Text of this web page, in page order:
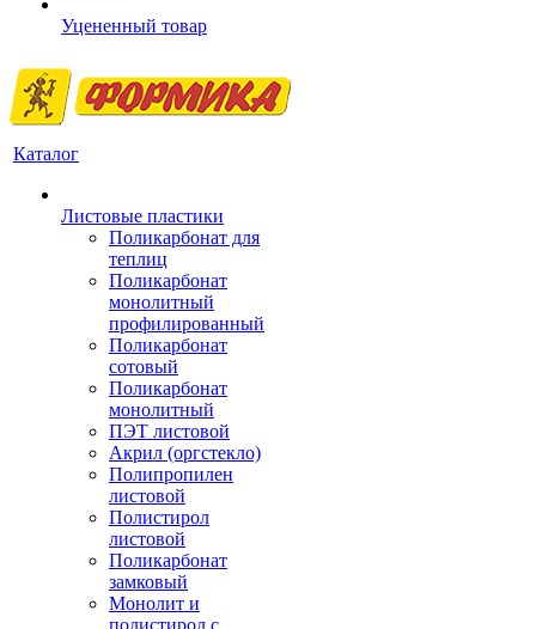
Уцененный товар
Каталог
Листовые пластики
Поликарбонат для
теплиц
Поликарбонат
монолитный
профилированный
Поликарбонат
сотовый
Поликарбонат
монолитный
ПЭТ листовой
Акрил (оргстекло)
Полипропилен
листовой
Полистирол
листовой
Поликарбонат
замковый
Монолит и
полистирол с